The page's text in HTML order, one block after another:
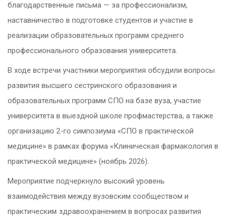
благодарственные письма — за профессионализм,
наставничество в подготовке студентов и участие в
реализации образовательных программ среднего
профессионального образования университета.
В ходе встречи участники мероприятия обсудили вопросы
развития высшего сестринского образования и
образовательных программ СПО на базе вуза, участие
университета в выездной школе профмастерства, а также
организацию 2-го симпозиума «СПО в практической
медицине» в рамках форума «Клиническая фармакология в
практической медицине» (ноябрь 2026).
Мероприятие подчеркнуло высокий уровень
взаимодействия между вузовским сообществом и
практическим здравоохранением в вопросах развития